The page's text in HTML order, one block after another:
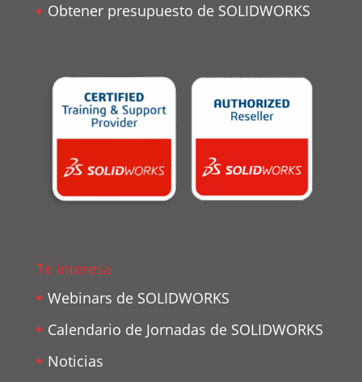
Obtener presupuesto de SOLIDWORKS
Te interesa
Webinars de SOLIDWORKS
Calendario de Jornadas de SOLIDWORKS
Noticias